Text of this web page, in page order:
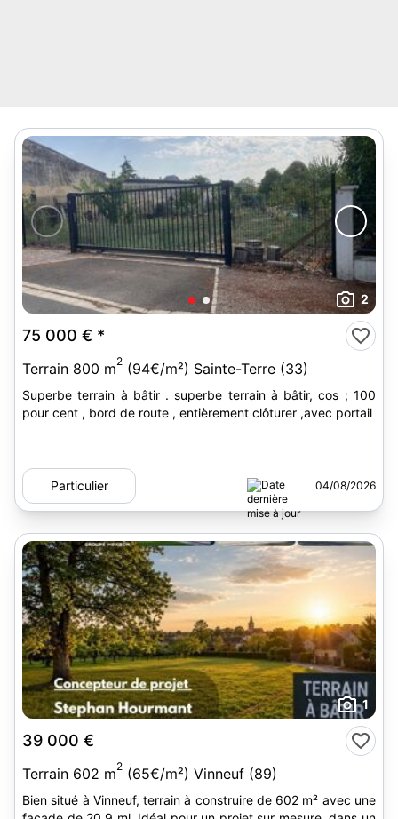
2
75 000 € *
Terrain 800 m2 (94€/m²) Sainte-Terre (33)
Superbe terrain à bâtir . superbe terrain à bâtir, cos ; 100
pour cent , bord de route , entièrement clôturer ,avec portail
Particulier 04/08/2026
1
39 000 €
Terrain 602 m2 (65€/m²) Vinneuf (89)
Bien situé à Vinneuf, terrain à construire de 602 m² avec une